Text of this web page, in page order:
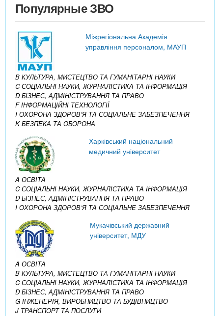
Популярные ЗВО
Міжрегіональна Академія
управління персоналом, МАУП
B КУЛЬТУРА, МИСТЕЦТВО ТА ГУМАНІТАРНІ НАУКИ
C СОЦІАЛЬНІ НАУКИ, ЖУРНАЛІСТИКА ТА ІНФОРМАЦІЯ
D БІЗНЕС, АДМІНІСТРУВАННЯ ТА ПРАВО
F ІНФОРМАЦІЙНІ ТЕХНОЛОГІЇ
I ОХОРОНА ЗДОРОВ’Я ТА СОЦІАЛЬНЕ ЗАБЕЗПЕЧЕННЯ
K БЕЗПЕКА ТА ОБОРОНА
Харківський національний
медичний університет
A ОСВІТА
C СОЦІАЛЬНІ НАУКИ, ЖУРНАЛІСТИКА ТА ІНФОРМАЦІЯ
D БІЗНЕС, АДМІНІСТРУВАННЯ ТА ПРАВО
I ОХОРОНА ЗДОРОВ’Я ТА СОЦІАЛЬНЕ ЗАБЕЗПЕЧЕННЯ
Мукачівський державний
університет, МДУ
A ОСВІТА
B КУЛЬТУРА, МИСТЕЦТВО ТА ГУМАНІТАРНІ НАУКИ
C СОЦІАЛЬНІ НАУКИ, ЖУРНАЛІСТИКА ТА ІНФОРМАЦІЯ
D БІЗНЕС, АДМІНІСТРУВАННЯ ТА ПРАВО
G ІНЖЕНЕРІЯ, ВИРОБНИЦТВО ТА БУДІВНИЦТВО
J ТРАНСПОРТ ТА ПОСЛУГИ